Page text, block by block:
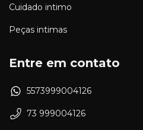
Cuidado intimo
Peças intimas
Entre em contato
5573999004126
73 999004126